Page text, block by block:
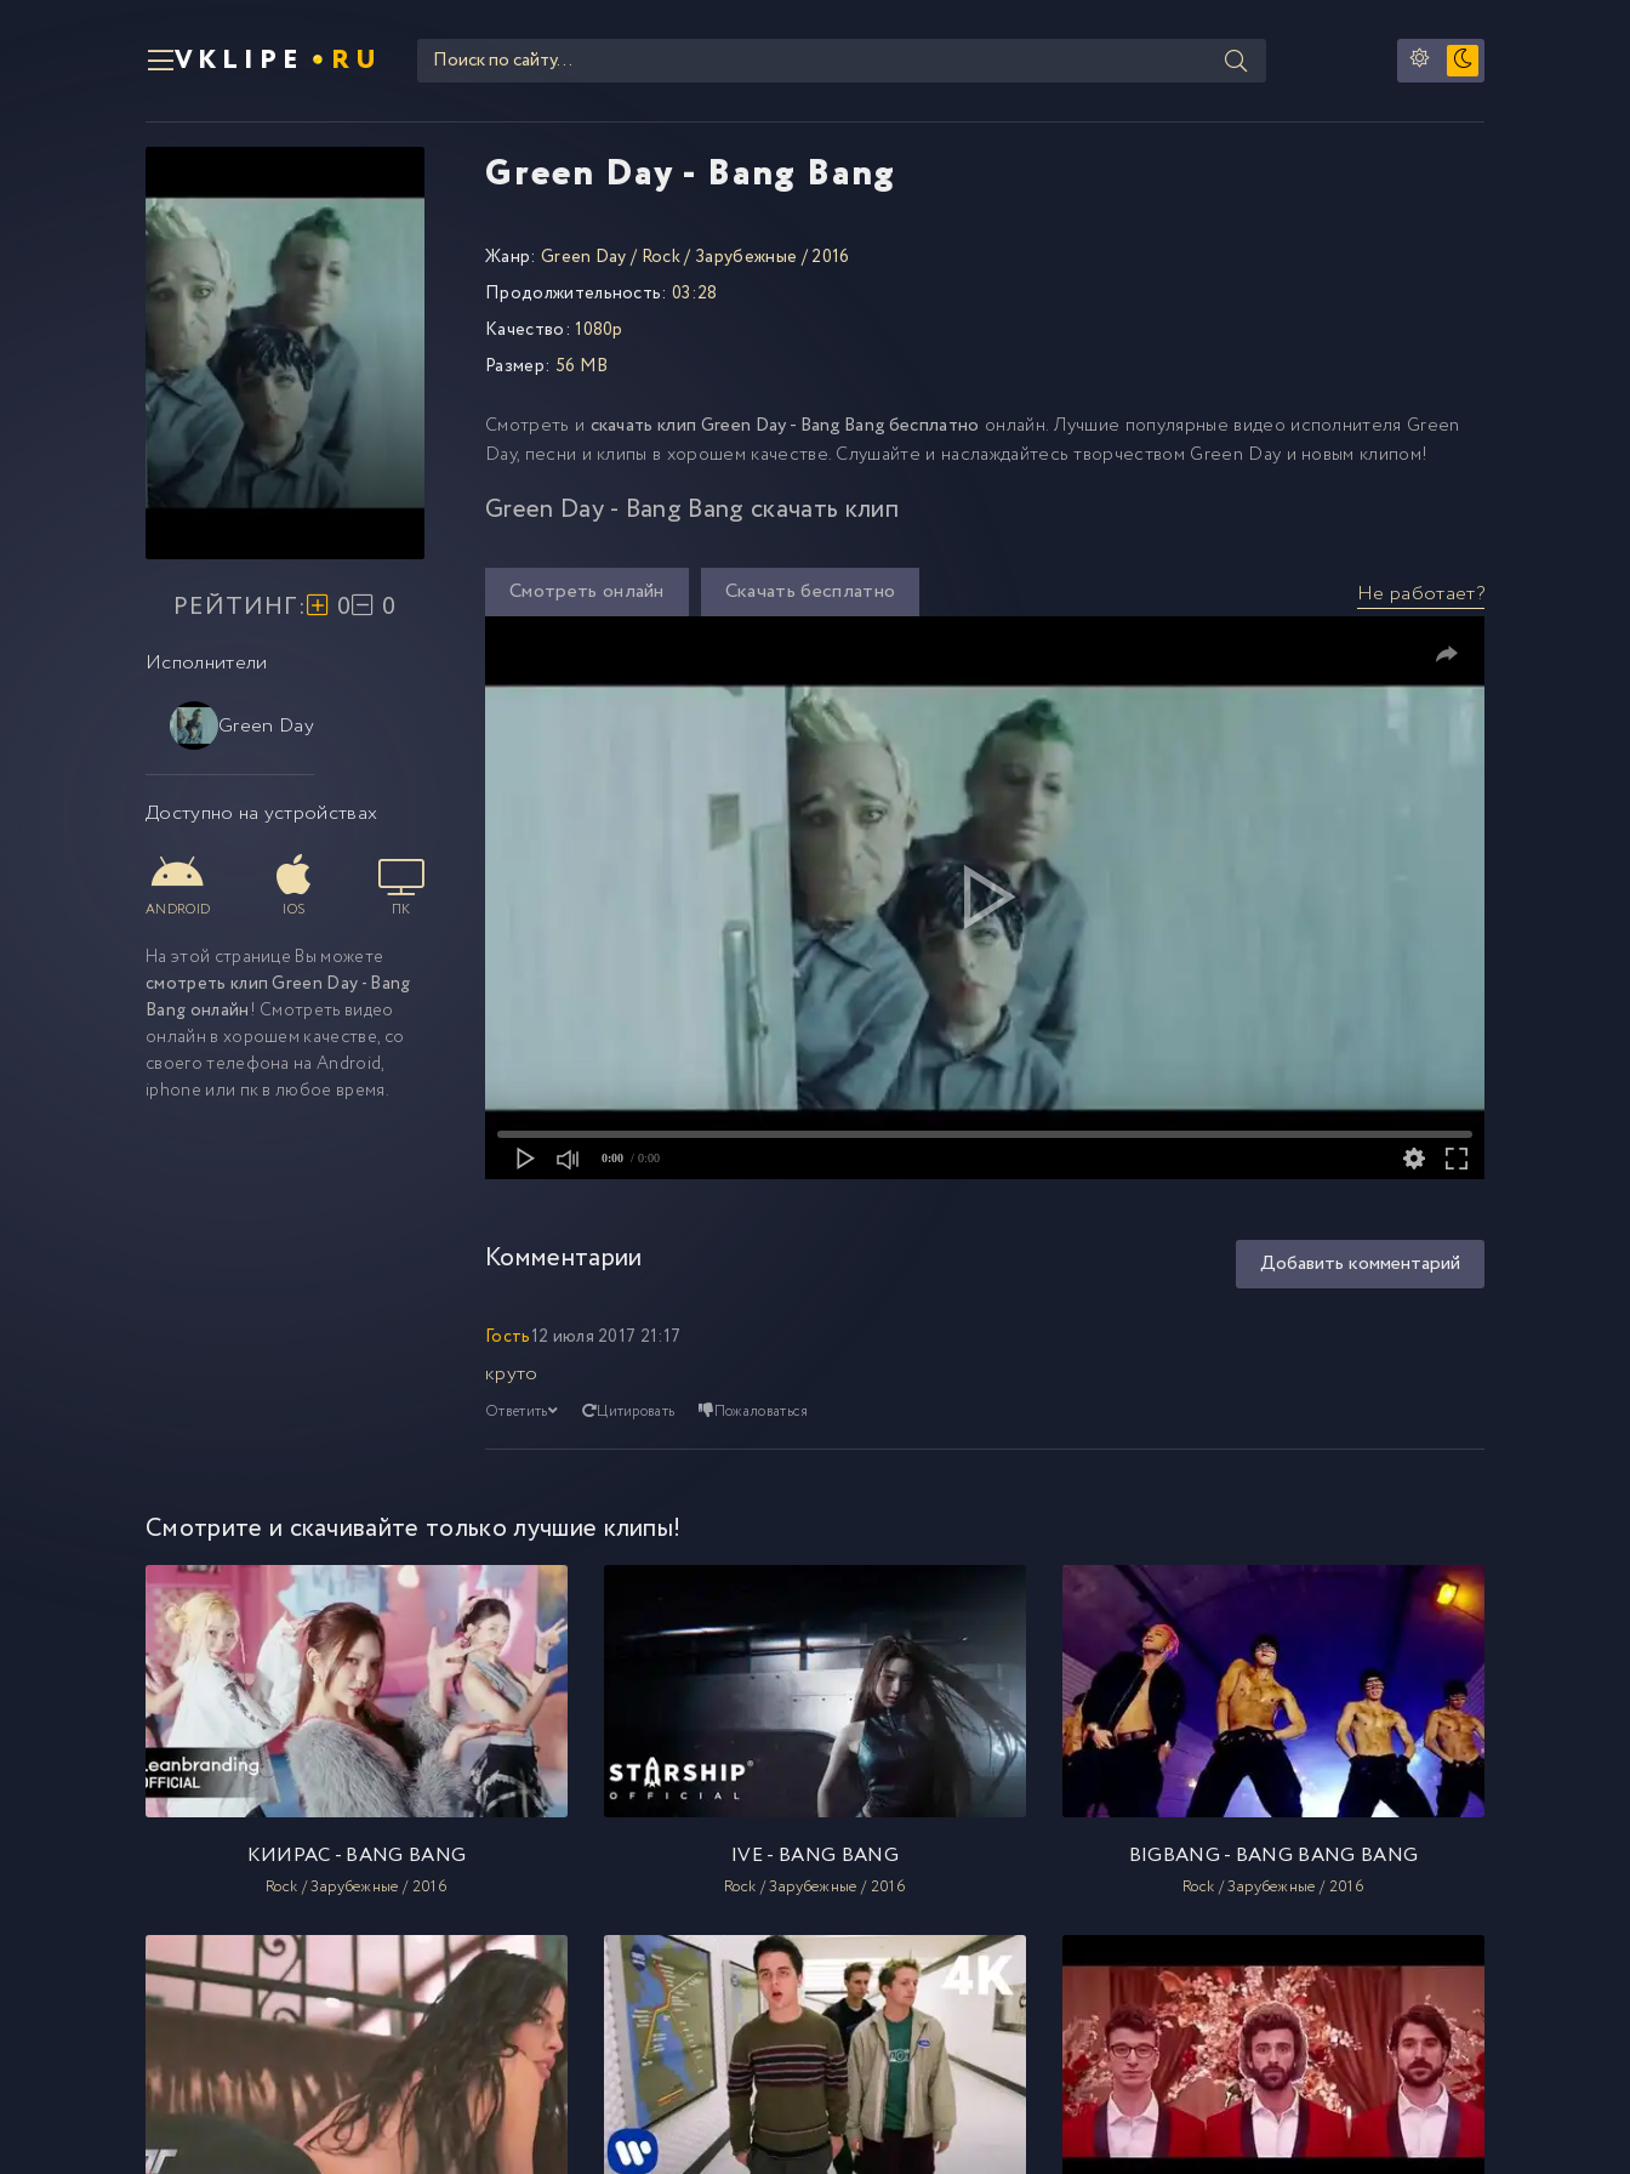
VKLIPE RU
Green Day - Bang Bang
РЕЙТИНГ: 0 0
Исполнители
Green Day
Доступно на устройствах
ANDROID IOS ПК
На этой странице Вы можете
смотреть клип Green Day - Bang
Bang онлайн! Смотреть видео
онлайн в хорошем качестве, со
своего телефона на Android,
iphone или пк в любое время.
Жанр: Green Day/ Rock/ Зарубежные /2016
Продолжительность: 03:28
Качество: 1080p
Размер: 56 MB
Смотреть и скачать клип Green Day - Bang Bang бесплатно онлайн. Лучшие популярные видео исполнителя Green
Day, песни и клипы в хорошем качестве. Слушайте и наслаждайтесь творчеством Green Day и новым клипом!
Green Day - Bang Bang скачать клип
Смотреть онлайн Скачать бесплатно Не работает?
0:00 / 0:00
Комментарии Добавить комментарий
Гость12 июля 2017 21:17
круто
Ответить Цитировать Пожаловаться
Смотрите и скачивайте только лучшие клипы!
КИИРАС - BANG BANG
Rock / Зарубежные / 2016
IVE - BANG BANG
Rock / Зарубежные / 2016
BIGBANG - BANG BANG BANG
Rock / Зарубежные / 2016